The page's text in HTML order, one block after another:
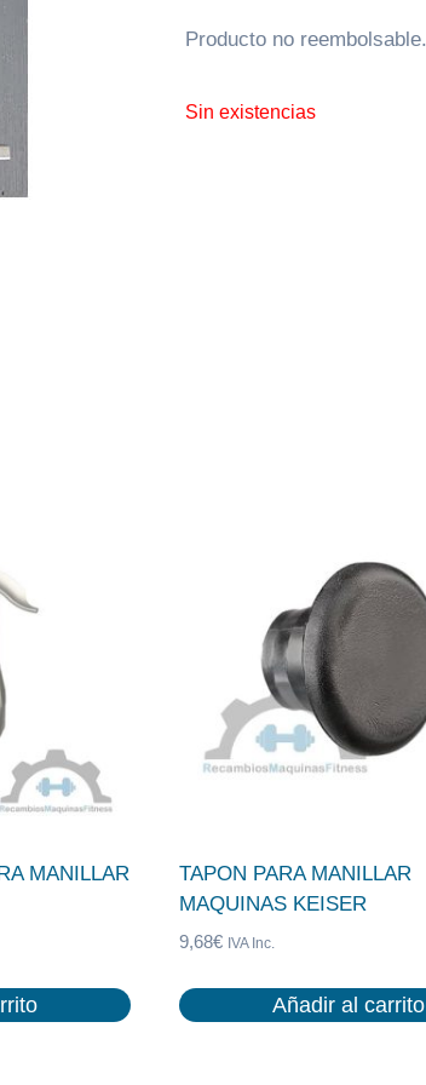
Producto no reembolsable.
Sin existencias
MANILLAR
TAPON PARA MANILLAR
MAQUINAS KEISER
9,68€ IVA Inc.
Añadir al carrito